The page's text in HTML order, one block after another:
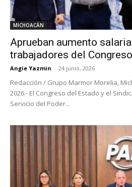
MICHOACÁN
Aprueban aumento
trabajadores del
Angie Yazmin - 24 junio, 2026
Redacción / Grupo Marmor Morelia,
2026.- El Congreso del Estado y el
Servicio del Poder...